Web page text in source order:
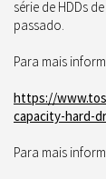
série de HDDs
passado.
Para mais
https://
capacity-hard-
Para mais